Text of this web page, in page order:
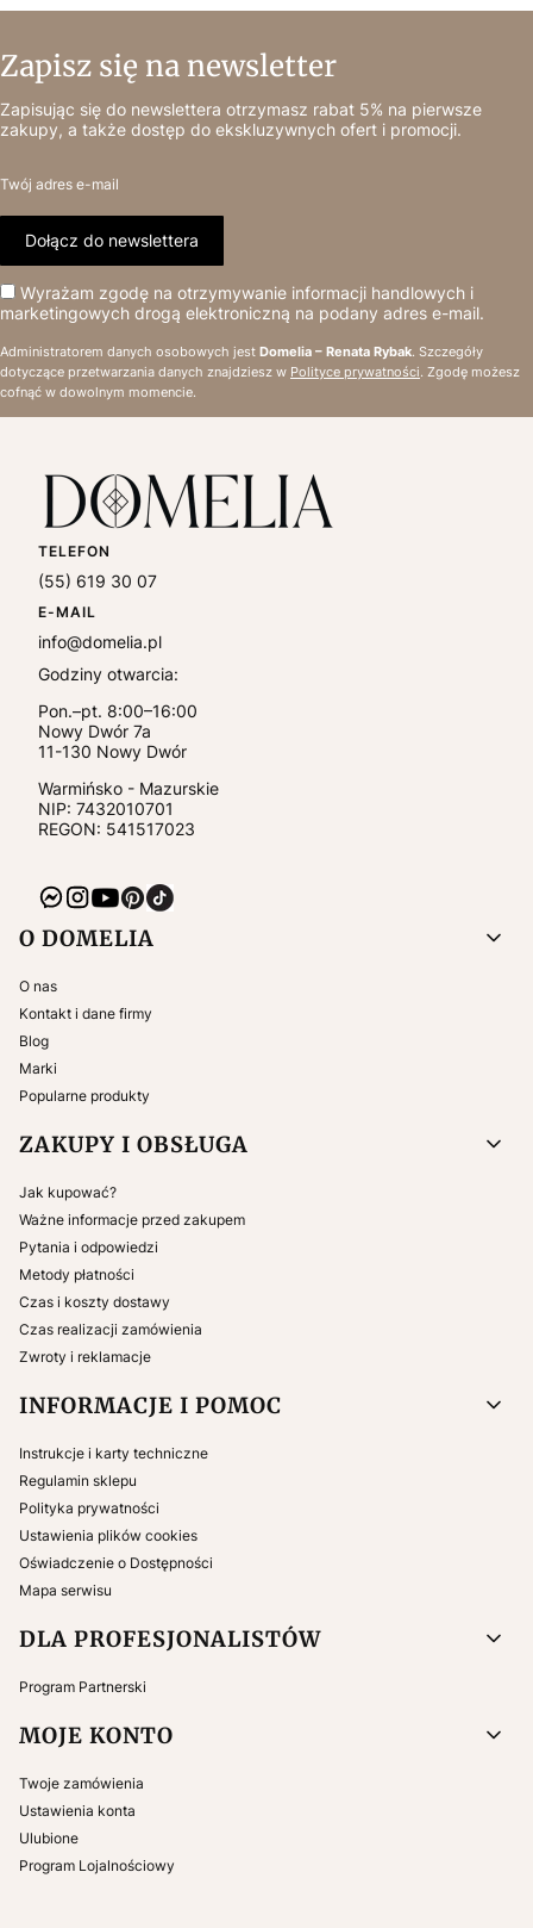
Zapisz się na newsletter
Zapisując się do newslettera otrzymasz rabat 5% na pierwsze
zakupy, a także dostęp do ekskluzywnych ofert i promocji.
Twój adres e-mail
Dołącz do newslettera
Wyrażam zgodę na otrzymywanie informacji handlowych i
marketingowych drogą elektroniczną na podany adres e-mail.
Administratorem danych osobowych jest Domelia – Renata Rybak. Szczegóły
dotyczące przetwarzania danych znajdziesz w Polityce prywatności. Zgodę możesz
cofnąć w dowolnym momencie.
TELEFON
(55) 619 30 07
E-MAIL
info@domelia.pl
Godziny otwarcia:
Pon.–pt. 8:00–16:00
Nowy Dwór 7a
11-130 Nowy Dwór
Warmińsko - Mazurskie
NIP: 7432010701
REGON: 541517023
Linki w stopce
O DOMELIA
O nas
Kontakt i dane firmy
Blog
Marki
Popularne produkty
ZAKUPY I OBSŁUGA
Jak kupować?
Ważne informacje przed zakupem
Pytania i odpowiedzi
Metody płatności
Czas i koszty dostawy
Czas realizacji zamówienia
Zwroty i reklamacje
INFORMACJE I POMOC
Instrukcje i karty techniczne
Regulamin sklepu
Polityka prywatności
Ustawienia plików cookies
Oświadczenie o Dostępności
Mapa serwisu
DLA PROFESJONALISTÓW
Program Partnerski
MOJE KONTO
Twoje zamówienia
Ustawienia konta
Ulubione
Program Lojalnościowy